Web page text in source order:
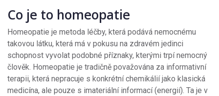
Co je to homeopatie
Homeopatie je metoda léčby, která podává nemocnému
takovou látku, která má v pokusu na zdravém jedinci
schopnost vyvolat podobné příznaky, kterými trpí nemocný
člověk. Homeopatie je tradičně považována za informativní
terapii, která nepracuje s konkrétní chemikálií jako klasická
medicína, ale pouze s imateriální informací (energií). Ta je v